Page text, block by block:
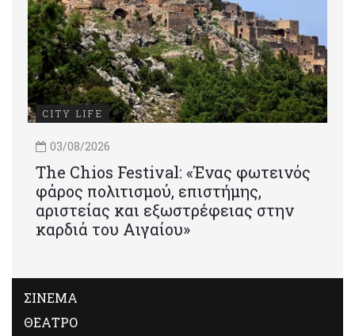
CITY LIFE
03/08/2026
Τhe Chios Festival: «Ένας φωτεινός
φάρος πολιτισμού, επιστήμης,
αριστείας και εξωστρέφειας στην
καρδιά του Αιγαίου»
ΣΙΝΕΜΑ
ΘΕΑΤΡΟ